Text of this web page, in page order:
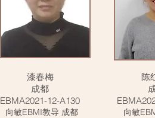
漆春梅
成都
EBMA2021-12-A130
向敏EBMI教导 成都
陈
向敏